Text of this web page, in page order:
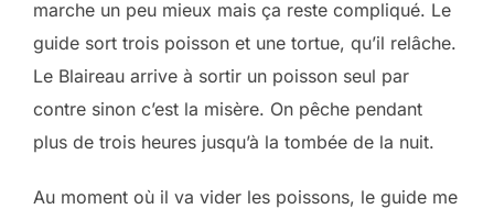
marche un peu mieux mais ça reste compliqué. Le
guide sort trois poisson et une tortue, qu’il relâche.
Le Blaireau arrive à sortir un poisson seul par
contre sinon c’est la misère. On pêche pendant
plus de trois heures jusqu’à la tombée de la nuit.
Au moment où il va vider les poissons, le guide me